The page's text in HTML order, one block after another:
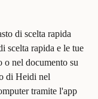
di scelta rapida
scelta rapida e le tue
o nel documento su
di Heidi nel
tramite l'app